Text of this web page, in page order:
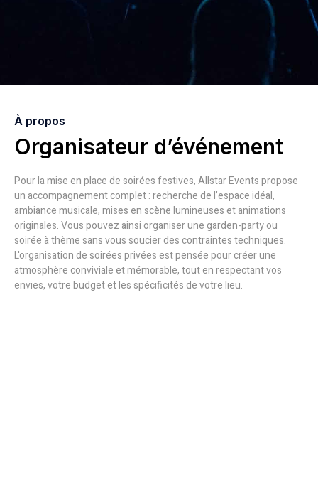
À propos
Organisateur d’événement
Pour la mise en place de soirées festives, Allstar Events propose
un accompagnement complet : recherche de l’espace idéal,
ambiance musicale, mises en scène lumineuses et animations
originales. Vous pouvez ainsi organiser une garden-party ou
soirée à thème sans vous soucier des contraintes techniques.
L'organisation de soirées privées est pensée pour créer une
atmosphère conviviale et mémorable, tout en respectant vos
envies, votre budget et les spécificités de votre lieu.